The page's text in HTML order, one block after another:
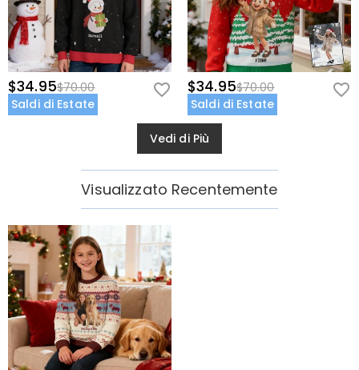
$34.95$70.00
Saldi di Estate
$34.95$70.00
Saldi di Estate
Vedi di Più
Visualizzato Recentemente